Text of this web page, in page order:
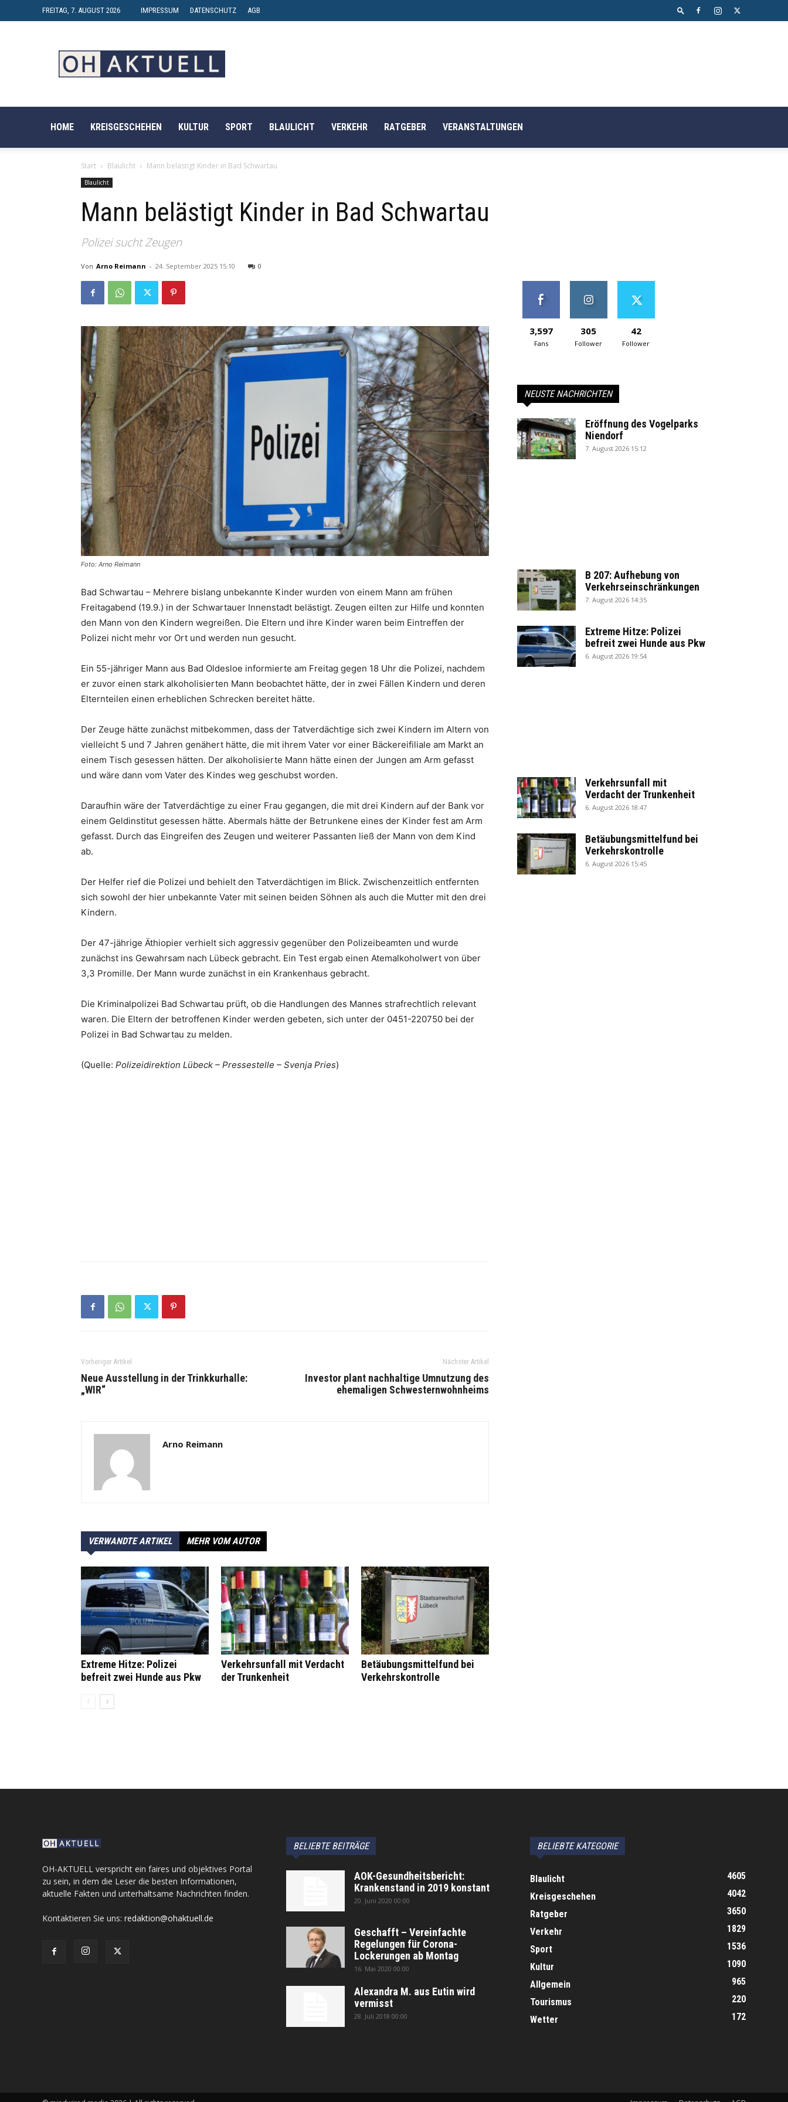
FREITAG, 7. AUGUST 2026 IMPRESSUM DATENSCHUTZ AGB
AKTUELL
HOME KREISGESCHEHEN KULTUR SPORT BLAULICHT VERKEHR RATGEBER VERANSTALTUNGEN
Start Blaulicht Mann belästigt Kinder in Bad Schwartau
Blaulicht
Mann belästigt Kinder in Bad Schwartau
Polizei sucht Zeugen
Von Arno Reimann - 24. September 2025 15:10 0
Foto: Arno Reimann
Bad Schwartau – Mehrere bislang unbekannte Kinder wurden von einem Mann am frühen
Freitagabend (19.9.) in der Schwartauer Innenstadt belästigt. Zeugen eilten zur Hilfe und konnten
den Mann von den Kindern wegreißen. Die Eltern und ihre Kinder waren beim Eintreffen der
Polizei nicht mehr vor Ort und werden nun gesucht.
Ein 55-jähriger Mann aus Bad Oldesloe informierte am Freitag gegen 18 Uhr die Polizei, nachdem
er zuvor einen stark alkoholisierten Mann beobachtet hätte, der in zwei Fällen Kindern und deren
Elternteilen einen erheblichen Schrecken bereitet hätte.
Der Zeuge hätte zunächst mitbekommen, dass der Tatverdächtige sich zwei Kindern im Altern von
vielleicht 5 und 7 Jahren genähert hätte, die mit ihrem Vater vor einer Bäckereifiliale am Markt an
einem Tisch gesessen hätten. Der alkoholisierte Mann hätte einen der Jungen am Arm gefasst
und wäre dann vom Vater des Kindes weg geschubst worden.
Daraufhin wäre der Tatverdächtige zu einer Frau gegangen, die mit drei Kindern auf der Bank vor
einem Geldinstitut gesessen hätte. Abermals hätte der Betrunkene eines der Kinder fest am Arm
gefasst. Durch das Eingreifen des Zeugen und weiterer Passanten ließ der Mann von dem Kind
ab.
Der Helfer rief die Polizei und behielt den Tatverdächtigen im Blick. Zwischenzeitlich entfernten
sich sowohl der hier unbekannte Vater mit seinen beiden Söhnen als auch die Mutter mit den drei
Kindern.
Der 47-jährige Äthiopier verhielt sich aggressiv gegenüber den Polizeibeamten und wurde
zunächst ins Gewahrsam nach Lübeck gebracht. Ein Test ergab einen Atemalkoholwert von über
3,3 Promille. Der Mann wurde zunächst in ein Krankenhaus gebracht.
Die Kriminalpolizei Bad Schwartau prüft, ob die Handlungen des Mannes strafrechtlich relevant
waren. Die Eltern der betroffenen Kinder werden gebeten, sich unter der 0451-220750 bei der
Polizei in Bad Schwartau zu melden.
(Quelle: Polizeidirektion Lübeck – Pressestelle – Svenja Pries)
Vorheriger Artikel
Neue Ausstellung in der Trinkkurhalle:
„WIR“
Nächster Artikel
Investor plant nachhaltige Umnutzung des
ehemaligen Schwesternwohnheims
Arno Reimann
VERWANDTE ARTIKEL MEHR VOM AUTOR
Extreme Hitze: Polizei
befreit zwei Hunde aus Pkw
Verkehrsunfall mit Verdacht
der Trunkenheit
Betäubungsmittelfund bei
Verkehrskontrolle
3,597
Fans
305
Follower
42
Follower
NEUSTE NACHRICHTEN
Eröffnung des Vogelparks
Niendorf
7. August 2026 15:12
B 207: Aufhebung von
Verkehrseinschränkungen
7. August 2026 14:35
Extreme Hitze: Polizei
befreit zwei Hunde aus Pkw
6. August 2026 19:54
Verkehrsunfall mit
Verdacht der Trunkenheit
6. August 2026 18:47
Betäubungsmittelfund bei
Verkehrskontrolle
6. August 2026 15:45
OH-AKTUELL verspricht ein faires und objektives Portal
zu sein, in dem die Leser die besten Informationen,
aktuelle Fakten und unterhaltsame Nachrichten finden.
Kontaktieren Sie uns: redaktion@ohaktuell.de
BELIEBTE BEITRÄGE
AOK-Gesundheitsbericht:
Krankenstand in 2019 konstant
20. Juni 2020 00:00
Geschafft – Vereinfachte
Regelungen für Corona-
Lockerungen ab Montag
16. Mai 2020 00:00
Alexandra M. aus Eutin wird
vermisst
28. Juli 2018 00:00
BELIEBTE KATEGORIE
Blaulicht
4605
Kreisgeschehen
4042
Ratgeber
3650
Verkehr
1829
Sport
1536
Kultur
1090
Allgemein
965
Tourismus
220
Wetter
172